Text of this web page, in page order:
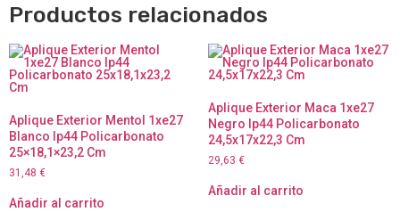
Productos relacionados
Aplique Exterior Mentol 1xe27
Blanco Ip44 Policarbonato
25×18,1×23,2 Cm
31,48 €
Añadir al carrito
Aplique Exterior Maca 1xe27
Negro Ip44 Policarbonato
24,5x17x22,3 Cm
29,63 €
Añadir al carrito